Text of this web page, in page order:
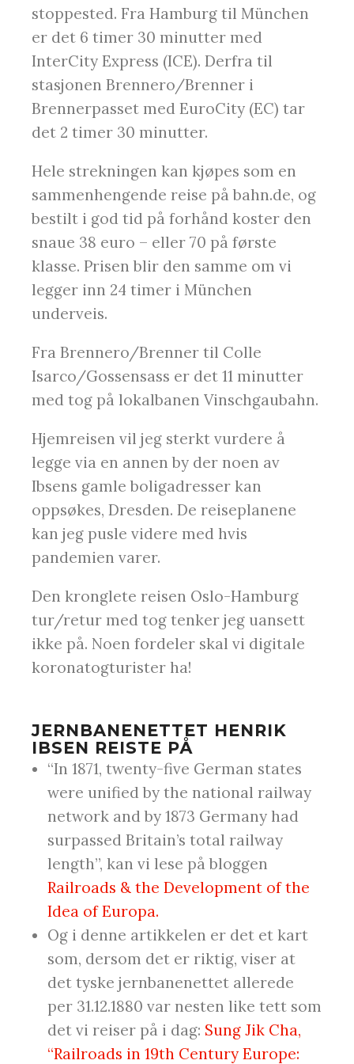
stoppested. Fra Hamburg til München
er det 6 timer 30 minutter med
InterCity Express (ICE). Derfra til
stasjonen Brennero/Brenner i
Brennerpasset med EuroCity (EC) tar
det 2 timer 30 minutter.
Hele strekningen kan kjøpes som en
sammenhengende reise på bahn.de, og
bestilt i god tid på forhånd koster den
snaue 38 euro – eller 70 på første
klasse. Prisen blir den samme om vi
legger inn 24 timer i München
underveis.
Fra Brennero/Brenner til Colle
Isarco/Gossensass er det 11 minutter
med tog på lokalbanen Vinschgaubahn.
Hjemreisen vil jeg sterkt vurdere å
legge via en annen by der noen av
Ibsens gamle boligadresser kan
oppsøkes, Dresden. De reiseplanene
kan jeg pusle videre med hvis
pandemien varer.
Den kronglete reisen Oslo-Hamburg
tur/retur med tog tenker jeg uansett
ikke på. Noen fordeler skal vi digitale
koronatogturister ha!
JERNBANENETTET HENRIK
IBSEN REISTE PÅ
“In 1871, twenty-five German states
were unified by the national railway
network and by 1873 Germany had
surpassed Britain’s total railway
length”, kan vi lese på bloggen
Railroads & the Development of the
Idea of Europa.
Og i denne artikkelen er det et kart
som, dersom det er riktig, viser at
det tyske jernbanenettet allerede
per 31.12.1880 var nesten like tett som
det vi reiser på i dag: Sung Jik Cha,
“Railroads in 19th Century Europe: